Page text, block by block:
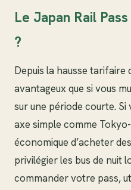
Le Japan Rail
?
Depuis la hausse tarifaire
avantageux que si vous
sur une période courte.
axe simple comme
économique d’acheter
privilégier les bus de nuit
commander votre pass,